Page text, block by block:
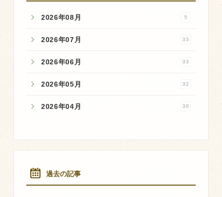
2026年08月 5
2026年07月 33
2026年06月 33
2026年05月 32
2026年04月 30
過去の記事
Twitter
LINE公式アカウント
RSS フィード